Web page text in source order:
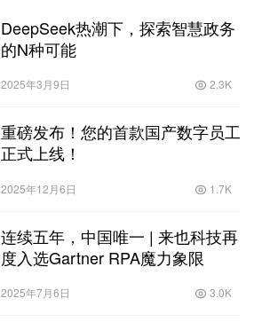
DeepSeek热潮下，探索智慧政务
的N种可能
2025年3月9日 2.3K
重磅发布！您的首款国产数字员工
正式上线！
2025年12月6日 1.7K
连续五年，中国唯一 | 来也科技再
度入选Gartner RPA魔力象限
2025年7月6日 3.0K